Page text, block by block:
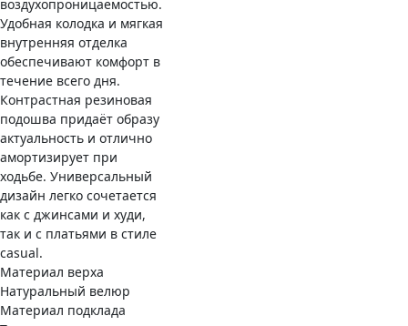
воздухопроницаемостью.
Удобная колодка и мягкая
внутренняя отделка
обеспечивают комфорт в
течение всего дня.
Контрастная резиновая
подошва придаёт образу
актуальность и отлично
амортизирует при
ходьбе. Универсальный
дизайн легко сочетается
как с джинсами и худи,
так и с платьями в стиле
casual.
Материал верха
Натуральный велюр
Материал подклада